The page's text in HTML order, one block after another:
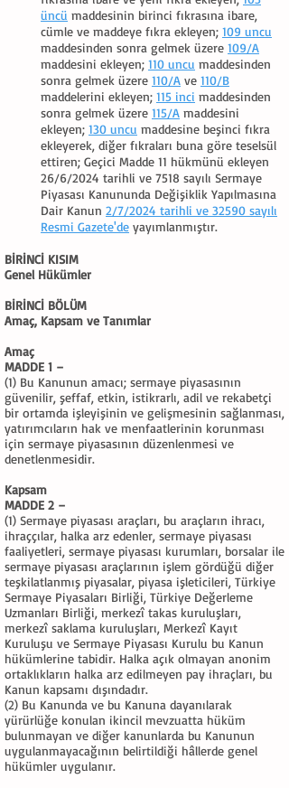
üncü maddesinin birinci fıkrasına ibare,
cümle ve maddeye fıkra ekleyen; 109 uncu
maddesinden sonra gelmek üzere 109/A
maddesini ekleyen; 110 uncu maddesinden
sonra gelmek üzere 110/A ve 110/B
maddelerini ekleyen; 115 inci maddesinden
sonra gelmek üzere 115/A maddesini
ekleyen; 130 uncu maddesine beşinci fıkra
ekleyerek, diğer fıkraları buna göre teselsül
ettiren; Geçici Madde 11 hükmünü ekleyen
26/6/2024 tarihli ve 7518 sayılı Sermaye
Piyasası Kanununda Değişiklik Yapılmasına
Dair Kanun 2/7/2024 tarihli ve 32590 sayılı
Resmi Gazete'de yayımlanmıştır.
BİRİNCİ KISIM
Genel Hükümler
BİRİNCİ BÖLÜM
Amaç, Kapsam ve Tanımlar
Amaç
MADDE 1 –
(1) Bu Kanunun amacı; sermaye piyasasının
güvenilir, şeffaf, etkin, istikrarlı, adil ve rekabetçi
bir ortamda işleyişinin ve gelişmesinin sağlanması,
yatırımcıların hak ve menfaatlerinin korunması
için sermaye piyasasının düzenlenmesi ve
denetlenmesidir.
Kapsam
MADDE 2 –
(1) Sermaye piyasası araçları, bu araçların ihracı,
ihraççılar, halka arz edenler, sermaye piyasası
faaliyetleri, sermaye piyasası kurumları, borsalar ile
sermaye piyasası araçlarının işlem gördüğü diğer
teşkilatlanmış piyasalar, piyasa işleticileri, Türkiye
Sermaye Piyasaları Birliği, Türkiye Değerleme
Uzmanları Birliği, merkezî takas kuruluşları,
merkezî saklama kuruluşları, Merkezî Kayıt
Kuruluşu ve Sermaye Piyasası Kurulu bu Kanun
hükümlerine tabidir. Halka açık olmayan anonim
ortaklıkların halka arz edilmeyen pay ihraçları, bu
Kanun kapsamı dışındadır.
(2) Bu Kanunda ve bu Kanuna dayanılarak
yürürlüğe konulan ikincil mevzuatta hüküm
bulunmayan ve diğer kanunlarda bu Kanunun
uygulanmayacağının belirtildiği hâllerde genel
hükümler uygulanır.